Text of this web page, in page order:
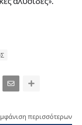
περισσότερων